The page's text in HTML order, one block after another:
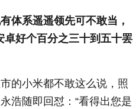
体系遥遥领先可不敢当，
好个百分之三十到五十罢
的小米都不敢这么说，照
浩随即回怼：“看得出您是